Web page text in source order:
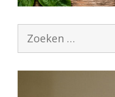
Zoek